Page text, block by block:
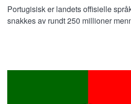
Portugisisk er landets offisielle
snakkes av rundt 250 millioner